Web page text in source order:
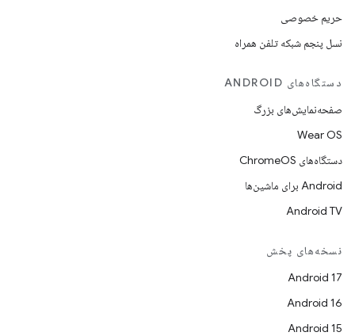
حریم خصوصی
نسل پنجم شبکه تلفن همراه
دستگاه‌های ANDROID
صفحه‌نمایش‌های بزرگ
Wear OS
دستگاه‌های ChromeOS
Android برای ماشین‌ها
Android TV
نسخه‌های پخش
Android 17
Android 16
Android 15